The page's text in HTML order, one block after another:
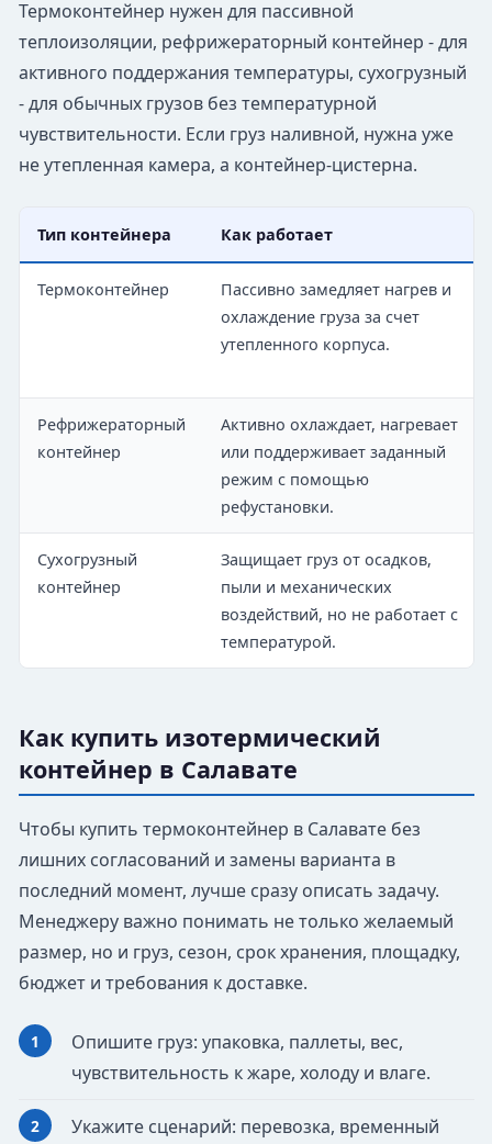
Термоконтейнер нужен для пассивной
теплоизоляции, рефрижераторный контейнер - для
активного поддержания температуры, сухогрузный
- для обычных грузов без температурной
чувствительности. Если груз наливной, нужна уже
не утепленная камера, а контейнер-цистерна.
Тип контейнера Как работает
Термоконтейнер
Пассивно замедляет нагрев и
охлаждение груза за счет
утепленного корпуса.
Рефрижераторный
контейнер
Активно охлаждает, нагревает
или поддерживает заданный
режим с помощью
рефустановки.
Сухогрузный
контейнер
Защищает груз от осадков,
пыли и механических
воздействий, но не работает с
температурой.
Как купить изотермический
контейнер в Салавате
Чтобы купить термоконтейнер в Салавате без
лишних согласований и замены варианта в
последний момент, лучше сразу описать задачу.
Менеджеру важно понимать не только желаемый
размер, но и груз, сезон, срок хранения, площадку,
бюджет и требования к доставке.
Опишите груз: упаковка, паллеты, вес,
чувствительность к жаре, холоду и влаге.
Укажите сценарий: перевозка, временный